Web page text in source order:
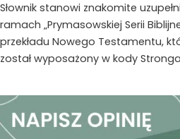
Słownik stanowi znakomite
ramach „Prymasowskiej Serii
przekładu Nowego Testamentu,
został wyposażony w kody